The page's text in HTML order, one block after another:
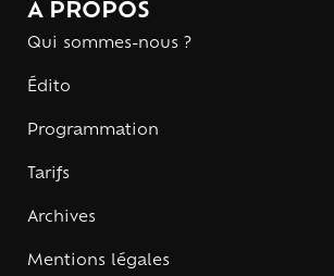
À PROPOS
Qui sommes-nous ?
Édito
Programmation
Tarifs
Archives
Mentions légales